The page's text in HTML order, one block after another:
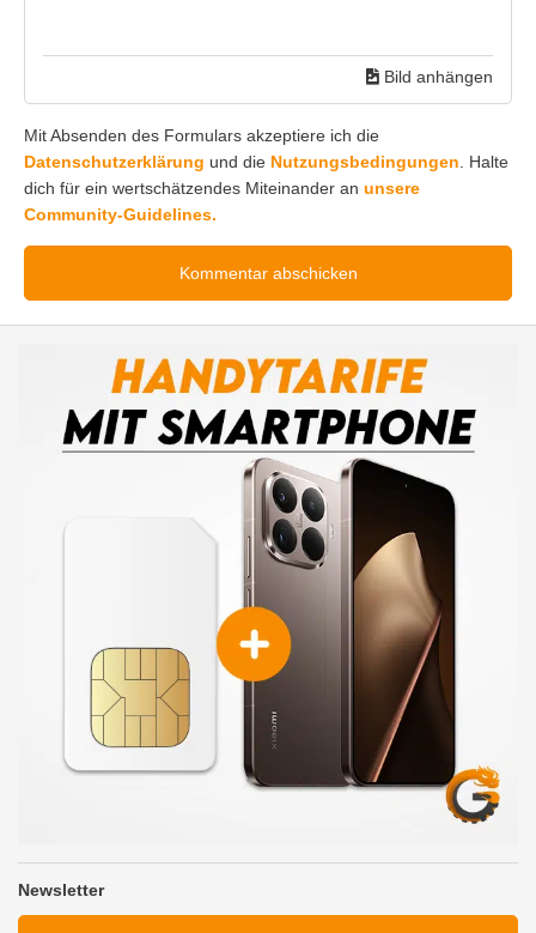
Bild anhängen
Mit Absenden des Formulars akzeptiere ich die
Datenschutzerklärung und die Nutzungsbedingungen . Halte
dich für ein wertschätzendes Miteinander an unsere
Community-Guidelines.
Newsletter